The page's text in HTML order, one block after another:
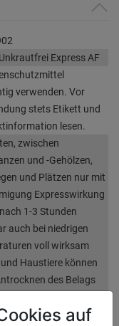
Express AF
verwenden. Vor
stets Etikett und
lesen.
zwischen
und -Gehölzen,
und Plätzen nur mit
Expresswirkung
1-3 Stunden
auch bei niedrigen
voll wirksam
Haustiere können
des Belags
ganzjährigauf